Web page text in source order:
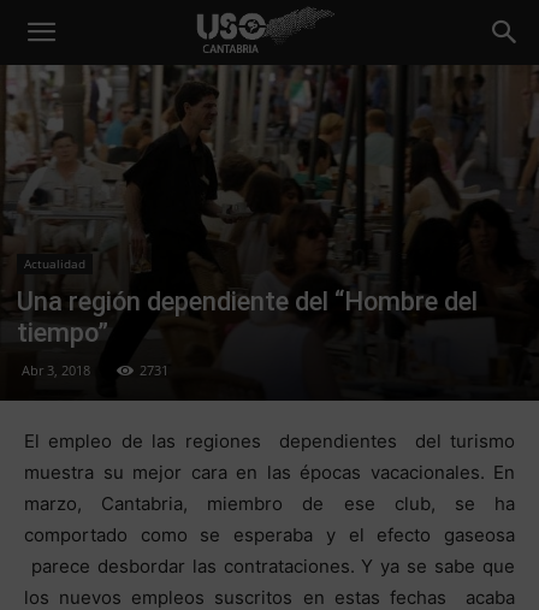
Actualidad
Una región dependiente del “Hombre del
tiempo”
Abr 3, 2018 2731
El empleo de las regiones dependientes del turismo
muestra su mejor cara en las épocas vacacionales. En
marzo, Cantabria, miembro de ese club, se ha
comportado como se esperaba y el efecto gaseosa
parece desbordar las contrataciones. Y ya se sabe que
los nuevos empleos suscritos en estas fechas acaba